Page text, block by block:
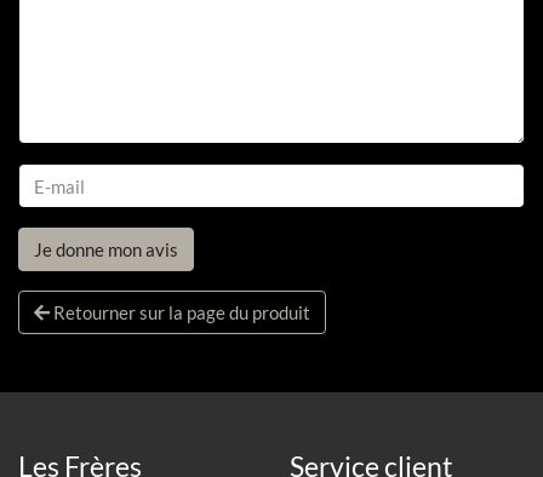
Je donne mon avis
Retourner sur la page du produit
Les Frères
Service client